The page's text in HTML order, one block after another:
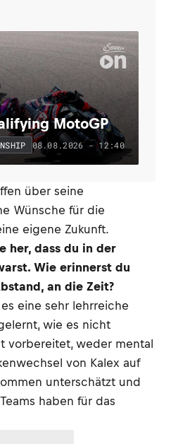
MotoGP
08.08.2026 - 12:40
über seine
Wünsche für die
eigene Zukunft.
her, dass du in der
Wie erinnerst du
an die Zeit?
eine sehr lehrreiche
wie es nicht
vorbereitet, weder mental
von Kalex auf
unterschätzt und
haben für das